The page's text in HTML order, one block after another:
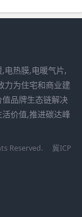
,电热膜,电暖气片,
力为住宅和商业建
品牌生态链解决
价值,推进碳达峰
Reserved.
冀ICP